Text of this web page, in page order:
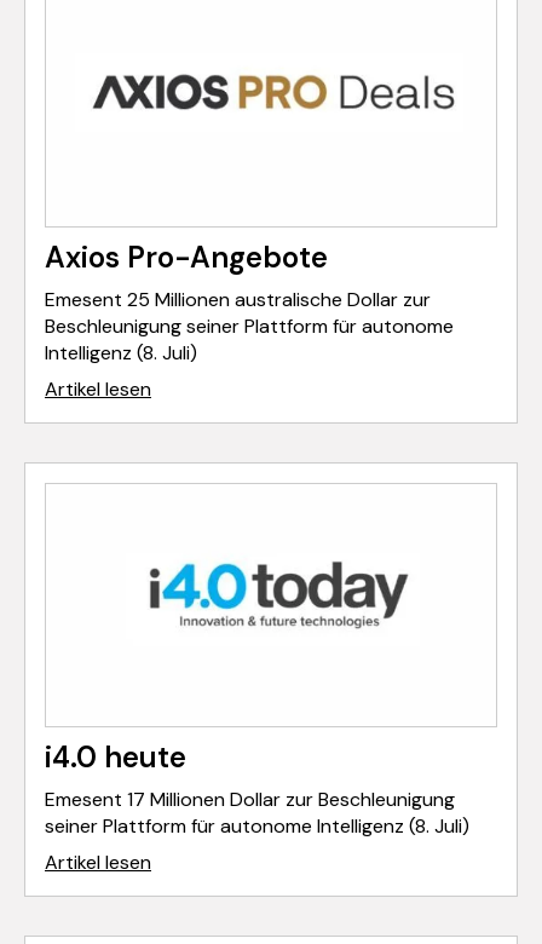
Axios Pro-Angebote
Emesent 25 Millionen australische Dollar zur
Beschleunigung seiner Plattform für autonome
Intelligenz (8. Juli)
Artikel lesen
i4.0 heute
Emesent 17 Millionen Dollar zur Beschleunigung
seiner Plattform für autonome Intelligenz (8. Juli)
Artikel lesen